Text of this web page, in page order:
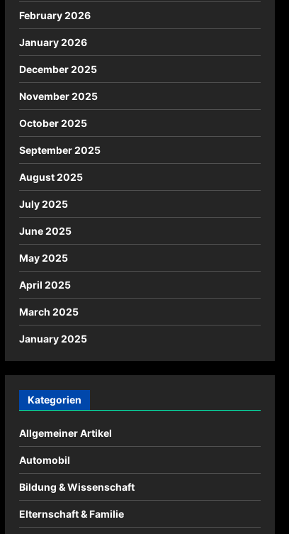
February 2026
January 2026
December 2025
November 2025
October 2025
September 2025
August 2025
July 2025
June 2025
May 2025
April 2025
March 2025
January 2025
Kategorien
Allgemeiner Artikel
Automobil
Bildung & Wissenschaft
Elternschaft & Familie